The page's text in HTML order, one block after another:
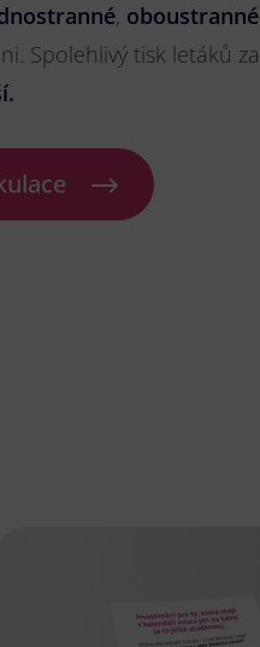
, oboustranné
Spolehlivý tisk letáků za